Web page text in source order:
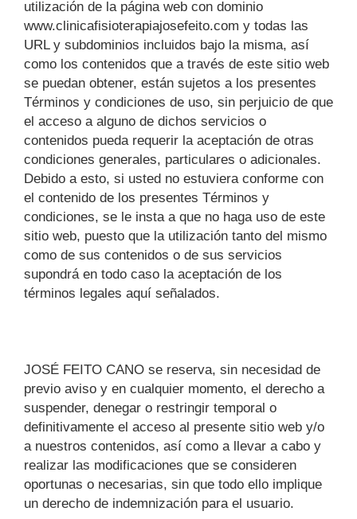
utilización de la página web con dominio
www.clinicafisioterapiajosefeito.com y todas las
URL y subdominios incluidos bajo la misma, así
como los contenidos que a través de este sitio web
se puedan obtener, están sujetos a los presentes
Términos y condiciones de uso, sin perjuicio de que
el acceso a alguno de dichos servicios o
contenidos pueda requerir la aceptación de otras
condiciones generales, particulares o adicionales.
Debido a esto, si usted no estuviera conforme con
el contenido de los presentes Términos y
condiciones, se le insta a que no haga uso de este
sitio web, puesto que la utilización tanto del mismo
como de sus contenidos o de sus servicios
supondrá en todo caso la aceptación de los
términos legales aquí señalados.
JOSÉ FEITO CANO se reserva, sin necesidad de
previo aviso y en cualquier momento, el derecho a
suspender, denegar o restringir temporal o
definitivamente el acceso al presente sitio web y/o
a nuestros contenidos, así como a llevar a cabo y
realizar las modificaciones que se consideren
oportunas o necesarias, sin que todo ello implique
un derecho de indemnización para el usuario.